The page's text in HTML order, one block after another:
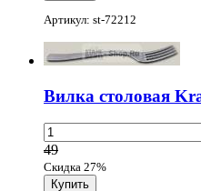
Артикул: st-72212
Вилка столовая
49
Скидка 27%